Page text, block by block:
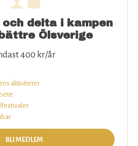
och delta i kampen
Ölsverige
400 kr/år
aktiviteter
BLI MEDLEM